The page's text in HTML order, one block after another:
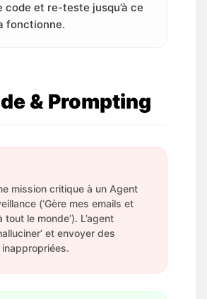
code et re-teste jusqu’à ce
fonctionne.
& Prompting
mission critique à un Agent
(‘Gère mes emails et
tout le monde’). L’agent
et envoyer des